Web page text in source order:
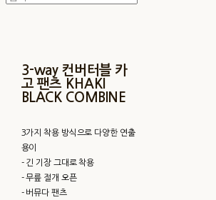
3-way 컨버터블 카
고 팬츠 KHAKI
BLACK COMBINE
3가지 착용 방식으로 다양한 연출
용이
- 긴 기장 그대로 착용
- 무릎 절개 오픈
- 버뮤다 팬츠